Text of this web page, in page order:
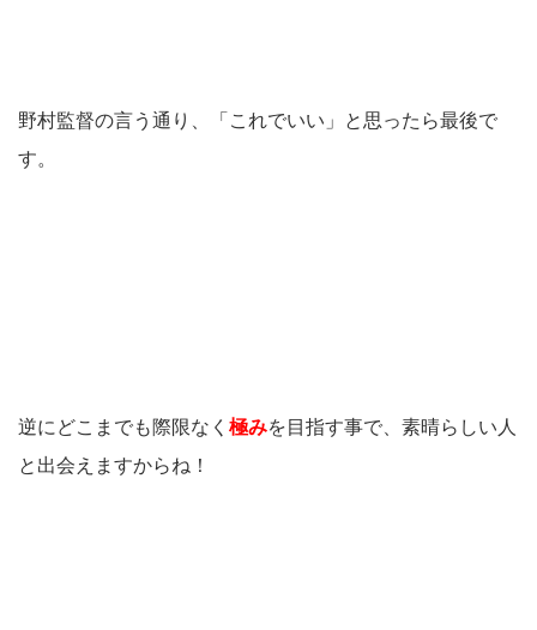
野村監督の言う通り、「これでいい」と思ったら最後で
す。
逆にどこまでも際限なく 極みを目指す事で、素晴らしい人
と出会えますからね！